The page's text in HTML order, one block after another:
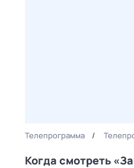
Телепрограмма
Когда смотреть